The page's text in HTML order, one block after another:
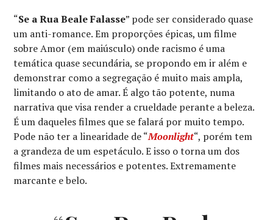
“Se a Rua Beale Falasse” pode ser considerado quase
um anti-romance. Em proporções épicas, um filme
sobre Amor (em maiúsculo) onde racismo é uma
temática quase secundária, se propondo em ir além e
demonstrar como a segregação é muito mais ampla,
limitando o ato de amar. É algo tão potente, numa
narrativa que visa render a crueldade perante a beleza.
É um daqueles filmes que se falará por muito tempo.
Pode não ter a linearidade de “Moonlight“, porém tem
a grandeza de um espetáculo. E isso o torna um dos
filmes mais necessários e potentes. Extremamente
marcante e belo.